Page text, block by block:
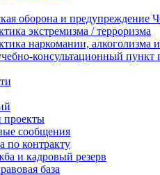
оборона и предупреждение
экстремизма / терроризма
наркомании, алкоголизма
консультационный
проекты
сообщения
по контракту
и кадровый резерв
база